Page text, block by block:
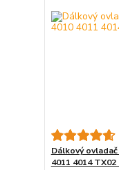
Dálkový ovladač
4011 4014